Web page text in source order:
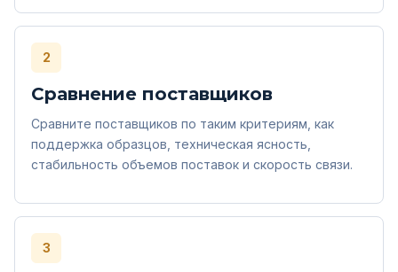
2
Сравнение поставщиков
Сравните поставщиков по таким критериям, как
поддержка образцов, техническая ясность,
стабильность объемов поставок и скорость связи.
3